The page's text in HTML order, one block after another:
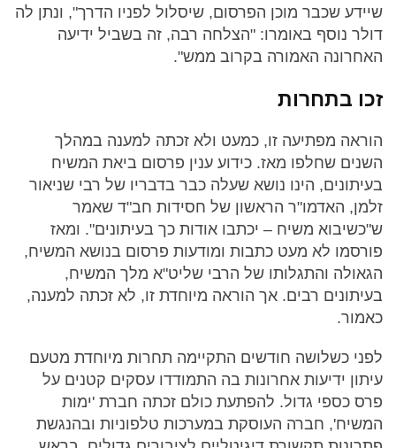
שיידע שכבר מוכן הפרסום, שיסלול לפניו הדרך", ונתן לה
דולר נוסף באומרו: "הצלחה רבה, זה בשביל ידיעה
האחרונה האמורה בקרוב ממש".
זכו בתחרות
הוראה מפתיעה זו, כמעט ולא זכתה למענה במהלך
השנים שחלפו מאז. כידוע ענין פרסום ביאת המשיח
בעיתונים, הינו נושא שעלה כבר בדבריו של רבי שניאור
זלמן, האדמו"ר הראשון של חסידות חב"ד שאמר
ש"כשיבוא משיח – יכתבו אודות כך בעיתונים". ומאז
פורסמו לא מעט כתבות ומודעות פרסום בנושא המשיח,
הגאולה והתגלותו של הרבי שליט"א מלך המשיח,
בעיתונים רבים. אך הוראה מיוחדת זו, לא זכתה למענה,
כאמור.
לפני כשלושה חודשים התקיימה תחרות מיוחדת מטעם
עיתון ידיעות אחרונות בה התמודדו עסקים קטנים על
פרס כספי גדול. להפתעת כולם זכתה חברת 'ימות
המשיח', חברה העוסקת במערכות טלפוניות ובהנגשת